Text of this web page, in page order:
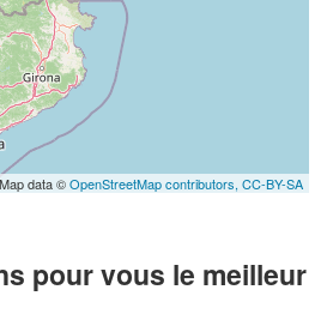
data ©OpenStreetMap contributors, CC-BY-SA
pour vous le meilleur